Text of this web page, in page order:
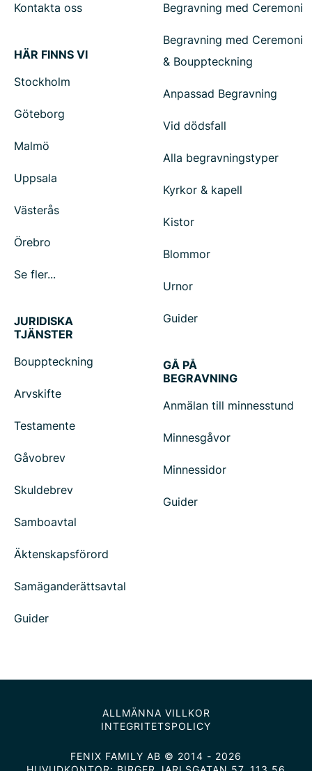
Kontakta oss
HÄR FINNS VI
Stockholm
Göteborg
Malmö
Uppsala
Västerås
Örebro
Se fler...
Begravning med Ceremoni
Begravning med Ceremoni
& Bouppteckning
Anpassad Begravning
Vid dödsfall
Alla begravningstyper
Kyrkor & kapell
Kistor
Blommor
Urnor
Guider
JURIDISKA
TJÄNSTER
Bouppteckning
Arvskifte
Testamente
Gåvobrev
Skuldebrev
Samboavtal
Äktenskapsförord
Samäganderättsavtal
Guider
GÅ PÅ
BEGRAVNING
Anmälan till minnesstund
Minnesgåvor
Minnessidor
Guider
ALLMÄNNA VILLKOR
INTEGRITETSPOLICY
FENIX FAMILY AB © 2014 - 2026